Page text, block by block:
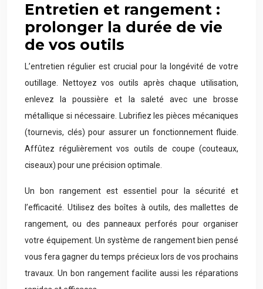
Entretien et rangement :
prolonger la durée de vie
de vos outils
L’entretien régulier est crucial pour la longévité de votre
outillage. Nettoyez vos outils après chaque utilisation,
enlevez la poussière et la saleté avec une brosse
métallique si nécessaire. Lubrifiez les pièces mécaniques
(tournevis, clés) pour assurer un fonctionnement fluide.
Affûtez régulièrement vos outils de coupe (couteaux,
ciseaux) pour une précision optimale.
Un bon rangement est essentiel pour la sécurité et
l’efficacité. Utilisez des boîtes à outils, des mallettes de
rangement, ou des panneaux perforés pour organiser
votre équipement. Un système de rangement bien pensé
vous fera gagner du temps précieux lors de vos prochains
travaux. Un bon rangement facilite aussi les réparations